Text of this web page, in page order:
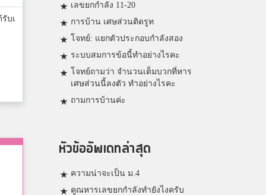
บเ
เลขยกกำลัง 11-20
การบ้าน เศษส่วนติดรูท
โจทย์: แยกตัวประกอบกำลังสอง
ระบบสมการข้อนี้ทำอย่างไรคะ
โจทย์ถามว่า จำนวนเต็มบวกที่หาร
เศษส่วนนี้ลงตัว ทำอย่างไรคะ
ถามการบ้านค่ะ
หัวข้ออัพเดทล่าสุด
ความน่าจะเป็น ม.4
คูณหารเลขยกกำลังทำยังไงครับ